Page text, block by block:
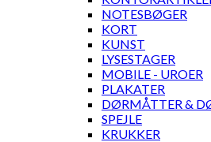
NOTESBØGER
KORT
KUNST
LYSESTAGER
MOBILE - UROER
PLAKATER
DØRMÅTTER &
SPEJLE
KRUKKER